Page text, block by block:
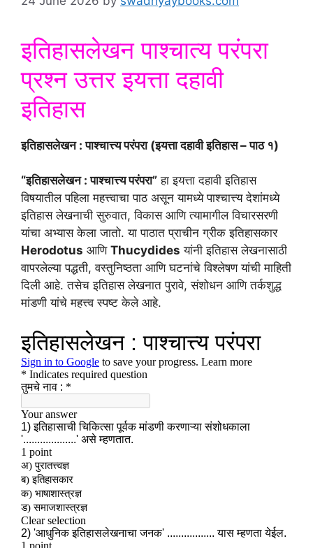
इतिहासलेखन पाश्चात्य परंपरा
प्रश्न उत्तर इयत्ता दहावी
इतिहास
इतिहासलेखन : पाश्चात्त्य परंपरा (इयत्ता दहावी इतिहास – पाठ १)
“इतिहासलेखन : पाश्चात्त्य परंपरा” हा इयत्ता दहावी इतिहास
विषयातील पहिला महत्त्वाचा पाठ असून यामध्ये पाश्चात्त्य देशांमध्ये
इतिहास लेखनाची सुरुवात, विकास आणि त्यामागील विचारसरणी
यांचा अभ्यास केला जातो. या पाठात प्राचीन ग्रीक इतिहासकार
Herodotus आणि Thucydides यांनी इतिहास लेखनासाठी
वापरलेल्या पद्धती, वस्तुनिष्ठता आणि घटनांचे विश्लेषण यांची माहिती
दिली आहे. तसेच इतिहास लेखनात पुरावे, संशोधन आणि तर्कशुद्ध
मांडणी यांचे महत्त्व स्पष्ट केले आहे.